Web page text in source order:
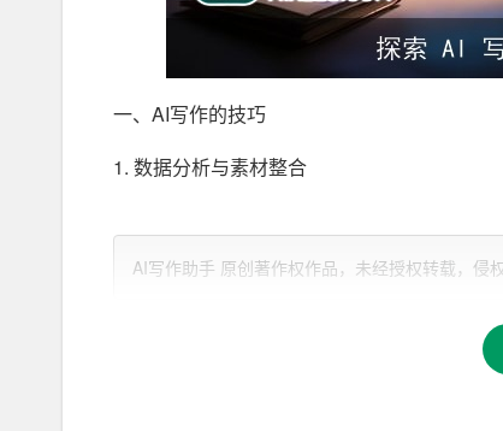
一、AI写作的技巧
1. 数据分析与素材整合
解不同类型文学作品的结构、情节、人物等
AI写作助手 原创著作权作品，未经授权转载，